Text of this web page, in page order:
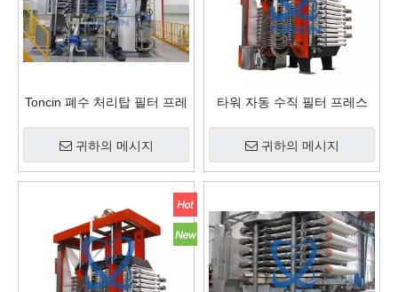
Toncin 폐수 처리탑 필터 프레
귀하의 메시지
타워 자동 수직 필터 프레스
귀하의 메시지